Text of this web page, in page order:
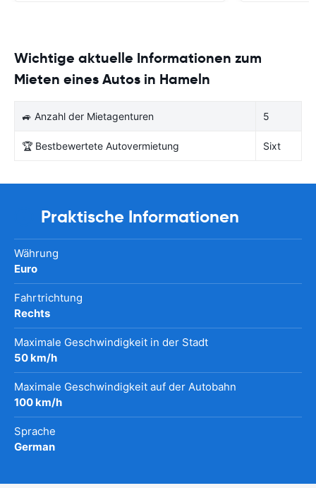
Wichtige aktuelle Informationen zum
Mieten eines Autos in Hameln
🚙 Anzahl der Mietagenturen 5
🏆 Bestbewertete Autovermietung Sixt
Praktische Informationen
Währung
Euro
Fahrtrichtung
Rechts
Maximale Geschwindigkeit in der Stadt
50 km/h
Maximale Geschwindigkeit auf der Autobahn
100 km/h
Sprache
German